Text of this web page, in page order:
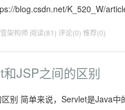
blog.csdn.net/K_520_W/
架构师 阅读(81) 评论(0) 推荐(0)
JSP之间的区别
别 简单来说，Servlet是Java